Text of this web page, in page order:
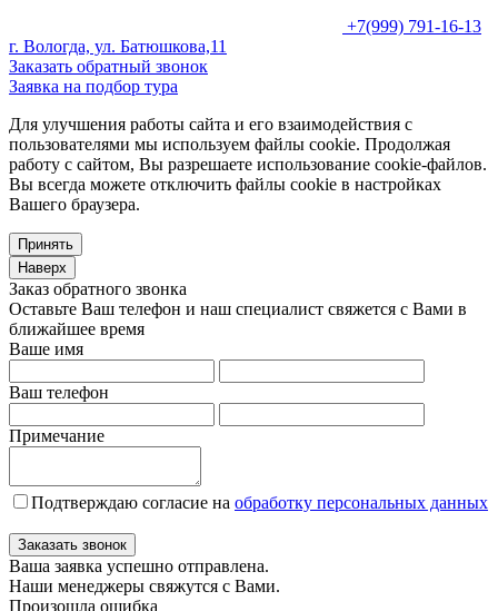
+7(999) 791-16-13
г. Вологда, ул. Батюшкова,11
Заказать обратный звонок
Заявка на подбор тура
Для улучшения работы сайта и его взаимодействия с
пользователями мы используем файлы cookie. Продолжая
работу с сайтом, Вы разрешаете использование cookie-файлов.
Вы всегда можете отключить файлы cookie в настройках
Вашего браузера.
Принять
Наверх
Заказ обратного звонка
Оставьте Ваш телефон и наш специалист свяжется с Вами в
ближайшее время
Ваше имя
Ваш телефон
Примечание
Подтверждаю согласие на обработку персональных данных
Заказать звонок
Ваша заявка успешно отправлена.
Наши менеджеры свяжутся с Вами.
Произошла ошибка